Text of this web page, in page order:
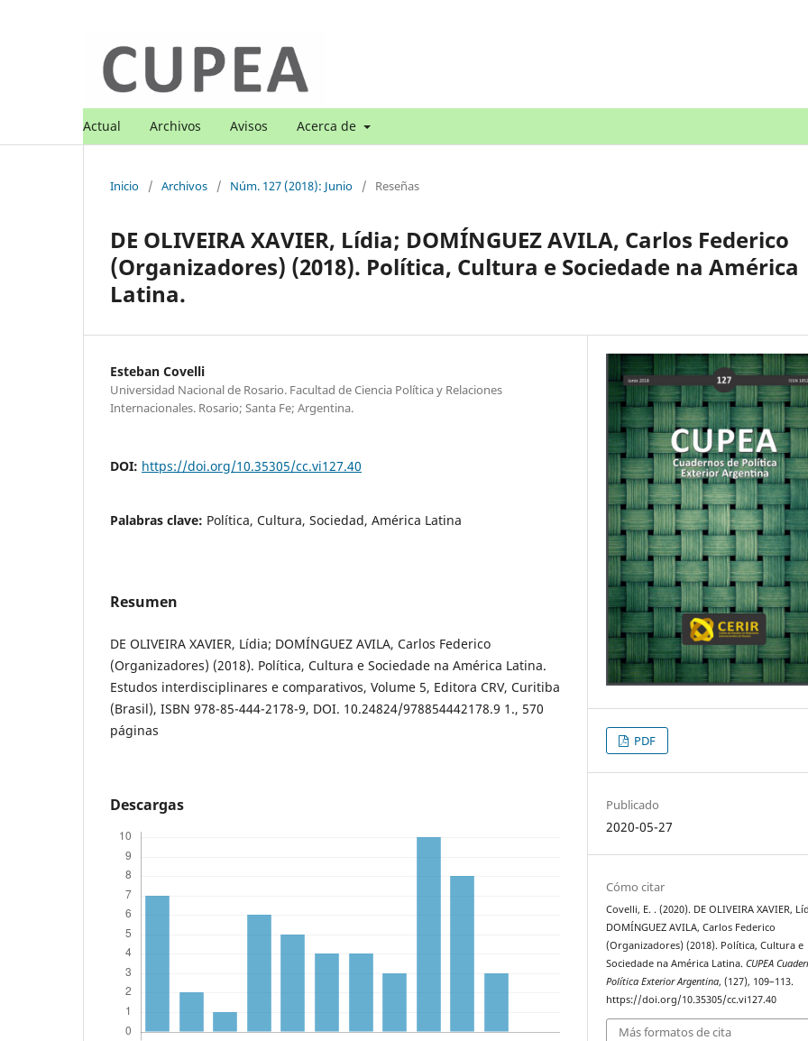
Actual Archivos Avisos Acerca de
Inicio / Archivos / Núm. 127 (2018): Junio / Reseñas
DE OLIVEIRA XAVIER, Lídia; DOMÍNGUEZ AVILA, Carlos Federico
(Organizadores) (2018). Política, Cultura e Sociedade na América
Latina.
Esteban Covelli
Universidad Nacional de Rosario. Facultad de Ciencia Política y Relaciones
Internacionales. Rosario; Santa Fe; Argentina.
DOI: https://doi.org/10.35305/cc.vi127.40
Palabras clave: Política, Cultura, Sociedad, América Latina
Resumen
DE OLIVEIRA XAVIER, Lídia; DOMÍNGUEZ AVILA, Carlos Federico
(Organizadores) (2018). Política, Cultura e Sociedade na América Latina.
Estudos interdisciplinares e comparativos, Volume 5, Editora CRV, Curitiba
(Brasil), ISBN 978-85-444-2178-9, DOI. 10.24824/978854442178.9 1., 570
páginas
Descargas
PDF
Publicado
2020-05-27
Cómo citar
Covelli, E. . (2020). DE OLIVEIRA XAVIER,
DOMÍNGUEZ AVILA, Carlos Federico
(Organizadores) (2018). Política, Cultura e
Sociedade na América Latina.CUPEA
Política Exterior Argentina, (127), 109–113.
https://doi.org/10.35305/cc.vi127.40
Más formatos de cita